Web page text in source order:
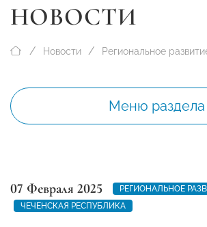
НОВОСТИ
Новости Региональное
Меню раздела
07 Февраля 2025
РЕГИОНАЛЬНОЕ
ЧЕЧЕНСКАЯ РЕСПУБЛИКА